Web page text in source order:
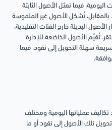
فيما تمثل الأصول الثابتة
تُشكل الأصول غير الملموسة
البديلة خارج الفئات التقليدية،
تُقيّم الأصول الخاضعة للإدارة
سهلة التحويل إلى نقود. فيما
عملياتها اليومية ومختلف
تلك الأصول إلى نقود أو ما